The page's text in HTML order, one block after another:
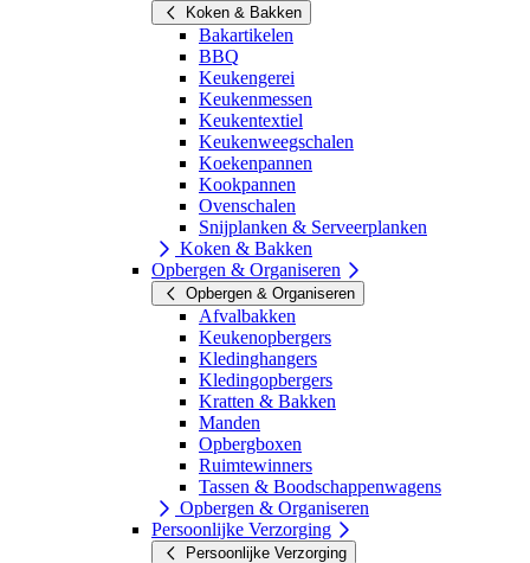
Koken & Bakken
Bakartikelen
BBQ
Keukengerei
Keukenmessen
Keukentextiel
Keukenweegschalen
Koekenpannen
Kookpannen
Ovenschalen
Snijplanken & Serveerplanken
Koken & Bakken
Opbergen & Organiseren
Opbergen & Organiseren
Afvalbakken
Keukenopbergers
Kledinghangers
Kledingopbergers
Kratten & Bakken
Manden
Opbergboxen
Ruimtewinners
Tassen & Boodschappenwagens
Opbergen & Organiseren
Persoonlijke Verzorging
Persoonlijke Verzorging